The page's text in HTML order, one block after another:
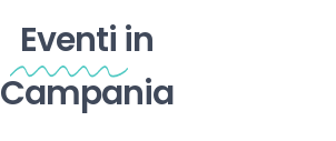
Eventi in
Campania